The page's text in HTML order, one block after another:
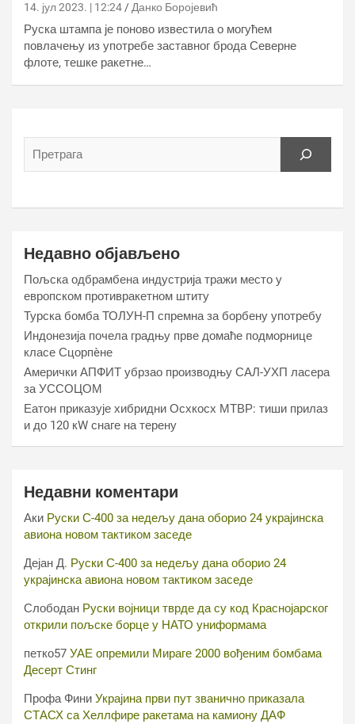
14. јул 2023. | 12:24 Данко Боројевић
Руска штампа је поново известила о могућем
повлачењу из употребе заставног брода Северне
флоте, тешке ракетне…
Недавно објављено
Пољска одбрамбена индустрија тражи место у
европском противракетном штиту
Турска бомба ТОЛУН-П спремна за борбену употребу
Индонезија почела градњу прве домаће подморнице
класе Сцорпèне
Амерички АПФИТ убрзао производњу САЛ-УХП ласера
за УССОЦОМ
Еатон приказује хибридни Осхкосх МТВР: тиши прилаз
и до 120 кW снаге на терену
Недавни коментари
Аки Руски С-400 за недељу дана оборио 24 украјинска
авиона новом тактиком заседе
Дејан Д. Руски С-400 за недељу дана оборио 24
украјинска авиона новом тактиком заседе
Слободан Руски војници тврде да су код Краснојарског
открили пољске борце у НАТО униформама
петко57 УАЕ опремили Мираге 2000 вођеним бомбама
Десерт Стинг
Профа Фини Украјина први пут званично приказала
СТАСХ са Хеллфире ракетама на камиону ДАФ